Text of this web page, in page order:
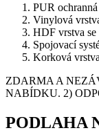
PUR
Vinylová
HDF vrstva
Spojovací
Korková
ZDARMA A
NABÍDKU. 2)
PODLAHA